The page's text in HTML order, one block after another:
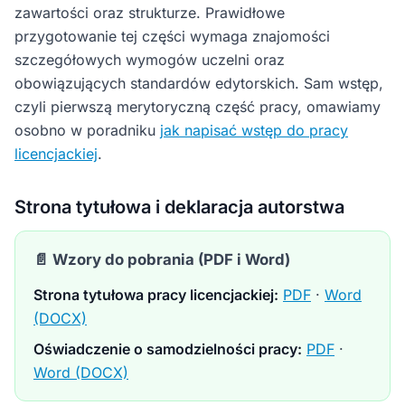
zawartości oraz strukturze. Prawidłowe
przygotowanie tej części wymaga znajomości
szczegółowych wymogów uczelni oraz
obowiązujących standardów edytorskich. Sam wstęp,
czyli pierwszą merytoryczną część pracy, omawiamy
osobno w poradniku jak napisać wstęp do pracy
licencjackiej.
Strona tytułowa i deklaracja autorstwa
📄 Wzory do pobrania (PDF i Word)
Strona tytułowa pracy licencjackiej: PDF · Word
(DOCX)
Oświadczenie o samodzielności pracy: PDF ·
Word (DOCX)